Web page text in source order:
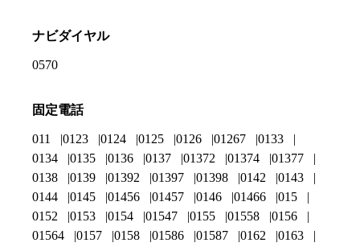
ナビダイヤル
0570
固定電話
011 0123 0124 0125 0126 01267
0133
0134
0135 0136 0137 01372 01374
01377
0138
0139 01392 01397 01398 0142
0143
0144
0145 01456 01457 0146 01466
015
0152
0153 0154 01547 0155 01558
0156
01564
0157 0158 01586 01587 0162
0163